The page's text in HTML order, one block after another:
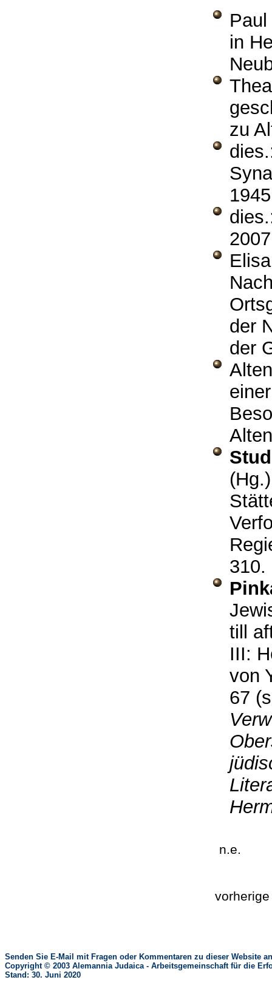
Paul
in
zu
der
der
till
III:
von
67 (s
n.e.
Senden Sie E-Mail mit Fragen oder Kommentaren zu dieser Website
Copyright © 2003 Alemannia Judaica - Arbeitsgemeinschaft für die
Stand: 30. Juni 2020